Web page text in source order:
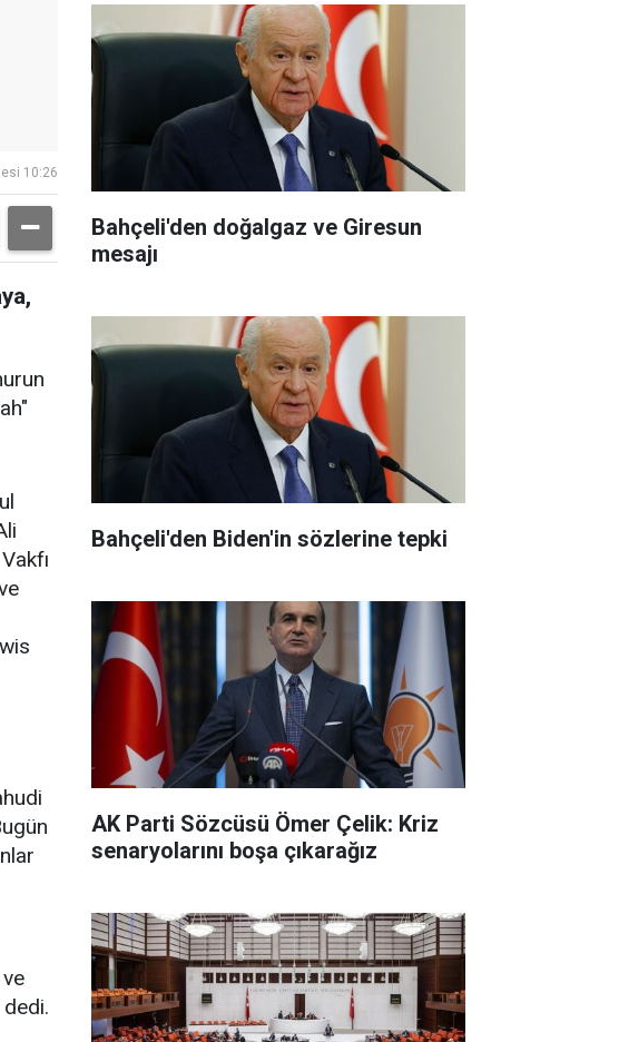
10:26
Bahçeli'den doğalgaz ve Giresun
mesajı
Bahçeli'den Biden'in sözlerine tepki
AK Parti Sözcüsü Ömer Çelik: Kriz
senaryolarını boşa çıkarağız